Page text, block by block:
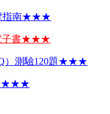
指南★★★
子書★★★
）測驗120題★★★
★★★